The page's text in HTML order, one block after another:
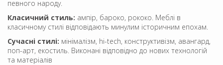
певного народу.
Класичний стиль: ампір, бароко, рококо. Меблі в
класичному стилі відповідають минулим історичним епохам.
Сучасні стилі: мінімалізм, hi-tech, конструктивізм, авангард,
поп-арт, екостиль. Виконані відповідно до нових технологій
та матеріалів